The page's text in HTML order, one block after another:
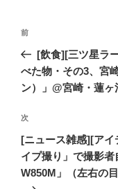
投
ナ
ビ
ー
シ
ョ
ン
過
去
の
投
前
[飲食][三ツ星ラ
べた物・その3、宮
ン）」@宮崎・蓮ヶ
次
の
投
稿
次
[ニュース雑感][アイ
イプ撮り」で撮影
W850M」（左右の